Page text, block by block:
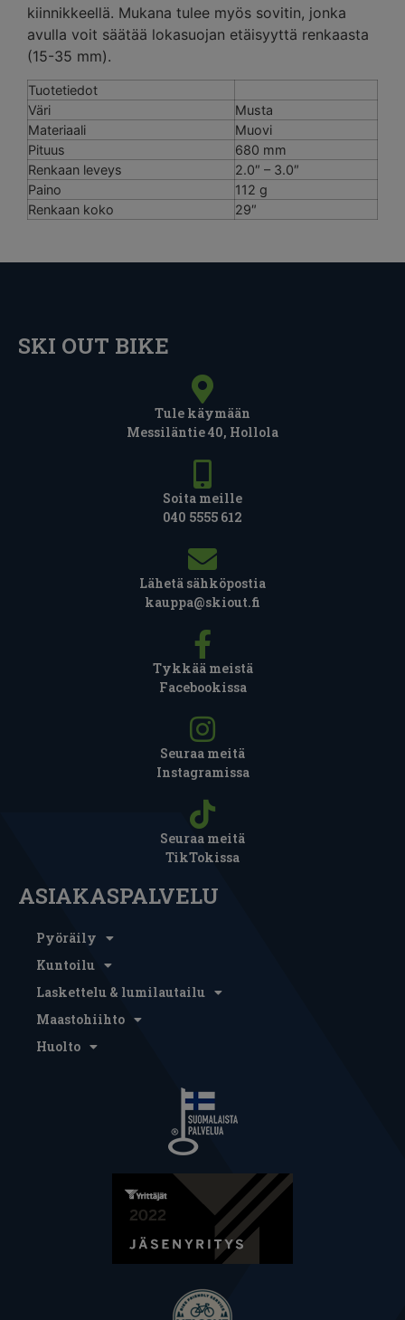
kiinnikkeellä. Mukana tulee myös sovitin, jonka
avulla voit säätää lokasuojan etäisyyttä renkaasta
(15-35 mm).
Tuotetiedot
Väri
Musta
Materiaali
Muovi
Pituus
680 mm
Renkaan leveys
2.0″ – 3.0″
Paino
112 g
Renkaan koko
29″
SKI OUT BIKE
Tule käymään
Messiläntie 40, Hollola
Soita meille
040 5555 612
Lähetä sähköpostia
kauppa@skiout.fi
Tykkää meistä
Facebookissa
Seuraa meitä
Instagramissa
Seuraa meitä
TikTokissa
ASIAKASPALVELU
Pyöräily
Kuntoilu
Laskettelu & lumilautailu
Maastohiihto
Huolto